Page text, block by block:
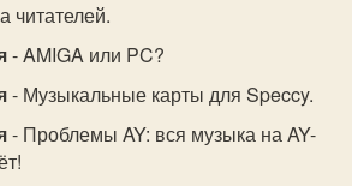
читателей.
- AMIGA или PC?
- Музыкальные карты для Speccy.
- Проблемы AY: вся музыка на AY-